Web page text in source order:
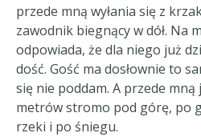
przede mną wyłania się z
zawodnik biegnący w dół. Na
odpowiada, że dla niego już
dość. Gość ma dosłownie to
się nie poddam. A przede mną
metrów stromo pod górę, po
rzeki i po śniegu.